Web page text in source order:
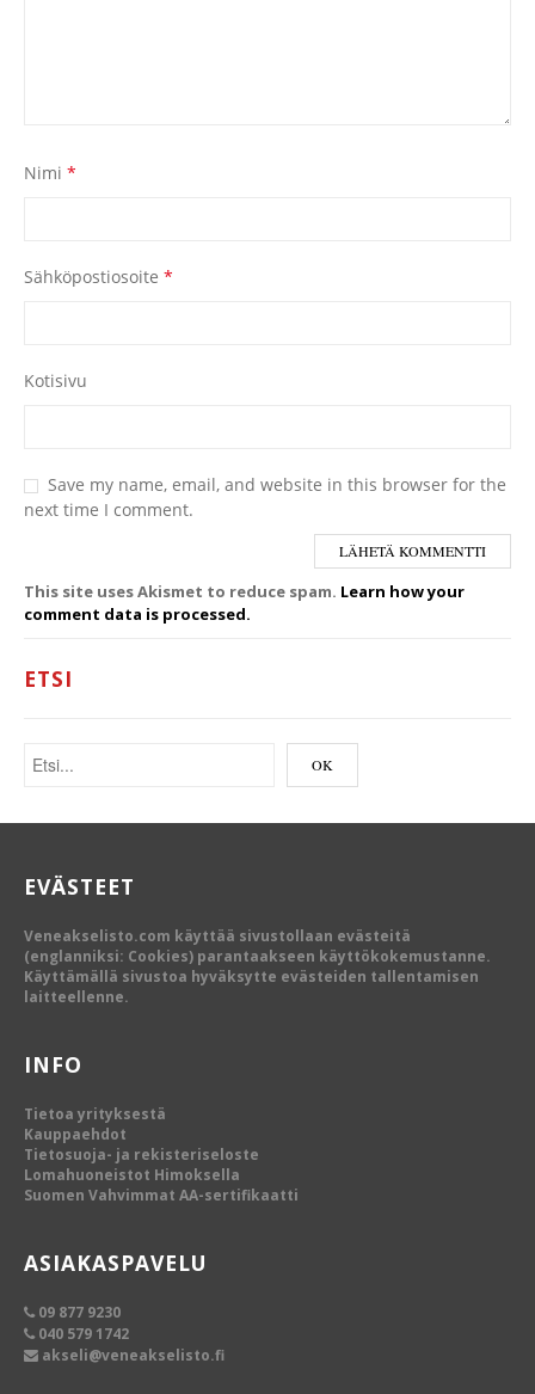
Nimi *
Sähköpostiosoite *
Kotisivu
Save my name, email, and website in this browser for the
next time I comment.
This site uses Akismet to reduce spam. Learn how your
comment data is processed.
ETSI
EVÄSTEET
Veneakselisto.com käyttää sivustollaan evästeitä
(englanniksi: Cookies) parantaakseen käyttökokemustanne.
Käyttämällä sivustoa hyväksytte evästeiden tallentamisen
laitteellenne.
INFO
Tietoa yrityksestä
Kauppaehdot
Tietosuoja- ja rekisteriseloste
Lomahuoneistot Himoksella
Suomen Vahvimmat AA-sertifikaatti
ASIAKASPAVELU
09 877 9230
040 579 1742
akseli@veneakselisto.fi